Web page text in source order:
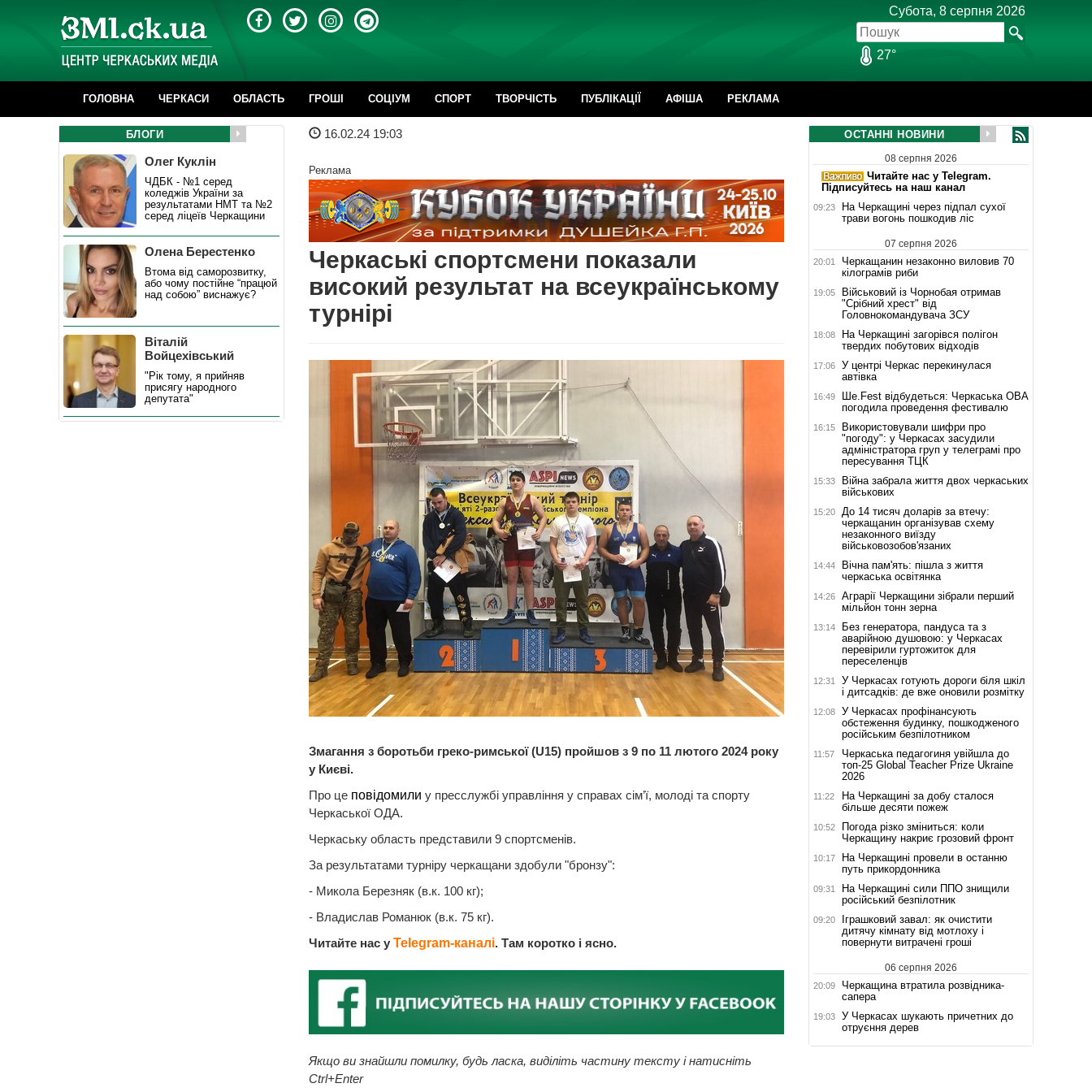
Субота, 8 серпня 2026
27°
ГОЛОВНА ЧЕРКАСИ ОБЛАСТЬ ГРОШІ CОЦІУМ СПОРТ ТВОРЧІСТЬ ПУБЛІКАЦІЇ АФІША РЕКЛАМА
16.02.24 19:03
Реклама
Черкаські спортсмени показали
високий результат на всеукраїнському
турнірі
Змагання з боротьби греко-римської (U15) пройшов з 9 по 11 лютого 2024 року
у Києві.
Про це повідомили у пресслужбі управління у справах сім’ї, молоді та спорту
Черкаської ОДА.
Черкаську область представили 9 спортсменів.
За результатами турніру черкащани здобули "бронзу":
- Микола Березняк (в.к. 100 кг);
- Владислав Романюк (в.к. 75 кг).
Читайте нас у Telegram-каналі. Там коротко і ясно.
Якщо ви знайшли помилку, будь ласка, виділіть частину тексту і натисніть
Ctrl+Enter
БЛОГИ
Олег Куклін
ЧДБК - №1 серед
коледжів України за
результатами НМТ та №2
серед ліцеїв Черкащини
Олена Берестенко
Втома від саморозвитку,
або чому постійне “працюй
над собою” виснажує?
Віталій
Войцехівський
"Рік тому, я прийняв
присягу народного
депутата"
ОСТАННІ НОВИНИ
08 серпня 2026
Читайте нас у Telegram.
Підписуйтесь на наш канал
09:23
На Черкащині через підпал сухої
трави вогонь пошкодив ліс
07 серпня 2026
20:01
Черкащанин незаконно виловив 70
кілограмів риби
19:05
Військовий із Чорнобая отримав
"Срібний хрест" від
Головнокомандувача ЗСУ
18:08
На Черкащині загорівся полігон
твердих побутових відходів
17:06
У центрі Черкас перекинулася
автівка
16:49
Ше.Fest відбудеться: Черкаська ОВА
погодила проведення фестивалю
16:15
Використовували шифри про
"погоду": у Черкасах засудили
адміністратора груп у телеграмі про
пересування ТЦК
15:33
Війна забрала життя двох черкаських
військових
15:20
До 14 тисяч доларів за втечу:
черкащанин організував схему
незаконного виїзду
військовозобов'язаних
14:44
Вічна пам'ять: пішла з життя
черкаська освітянка
14:26
Аграрії Черкащини зібрали перший
мільйон тонн зерна
13:14
Без генератора, пандуса та з
аварійною душовою: у Черкасах
перевірили гуртожиток для
переселенців
12:31
У Черкасах готують дороги біля шкіл
і дитсадків: де вже оновили розмітку
12:08
У Черкасах профінансують
обстеження будинку, пошкодженого
російським безпілотником
11:57
Черкаська педагогиня увійшла до
топ-25 Global Teacher Prize Ukraine
2026
11:22
На Черкащині за добу сталося
більше десяти пожеж
10:52
Погода різко зміниться: коли
Черкащину накриє грозовий фронт
10:17
На Черкащині провели в останню
путь прикордонника
09:31
На Черкащині сили ППО знищили
російський безпілотник
09:20
Іграшковий завал: як очистити
дитячу кімнату від мотлоху і
повернути витрачені гроші
06 серпня 2026
20:09
Черкащина втратила розвідника-
сапера
19:03
У Черкасах шукають причетних до
отруєння дерев